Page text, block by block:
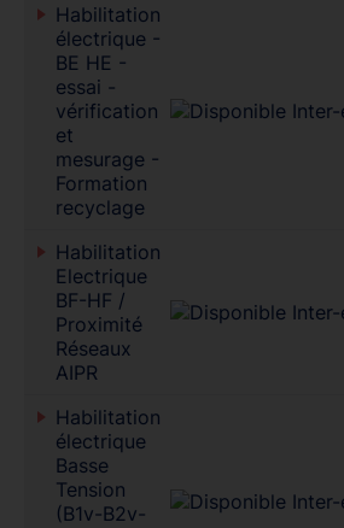
Habilitation
électrique -
BE HE -
essai -
vérification
et
mesurage -
Formation
recyclage
Habilitation
Electrique
BF-HF /
Proximité
Réseaux
AIPR
Habilitation
électrique
Basse
Tension
(B1v-B2v-